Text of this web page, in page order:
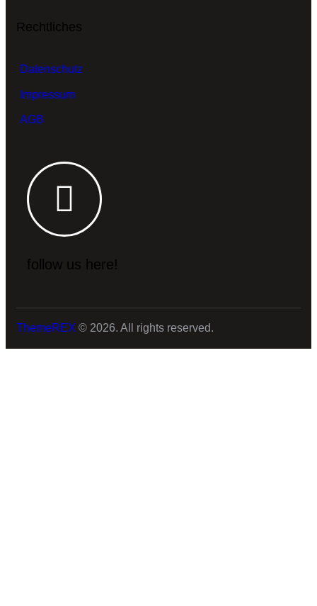
Rechtliches
Datenschutz
Impressum
AGB
follow us here!
ThemeREX © 2026. All rights reserved.